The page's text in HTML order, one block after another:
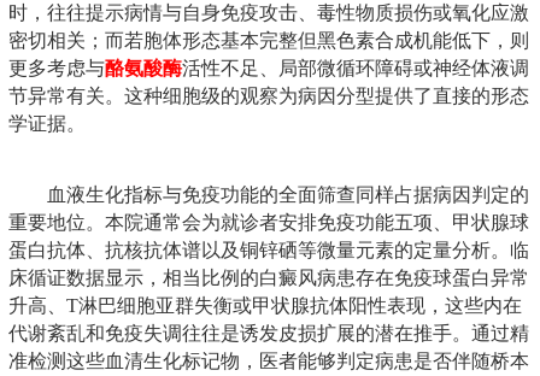
时，往往提示病情与自身免疫攻击、毒性物质损伤或氧化应激
密切相关；而若胞体形态基本完整但黑色素合成机能低下，则
更多考虑与酪氨酸酶活性不足、局部微循环障碍或神经体液调
节异常有关。这种细胞级的观察为病因分型提供了直接的形态
学证据。
血液生化指标与免疫功能的全面筛查同样占据病因判定的
重要地位。本院通常会为就诊者安排免疫功能五项、甲状腺球
蛋白抗体、抗核抗体谱以及铜锌硒等微量元素的定量分析。临
床循证数据显示，相当比例的白癜风病患存在免疫球蛋白异常
升高、T淋巴细胞亚群失衡或甲状腺抗体阳性表现，这些内在
代谢紊乱和免疫失调往往是诱发皮损扩展的潜在推手。通过精
准检测这些血清生化标记物，医者能够判定病患是否伴随桥本